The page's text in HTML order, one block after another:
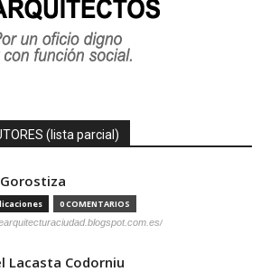
(lista parcial)
0 COMENTARIOS
Lacasta Codorniu